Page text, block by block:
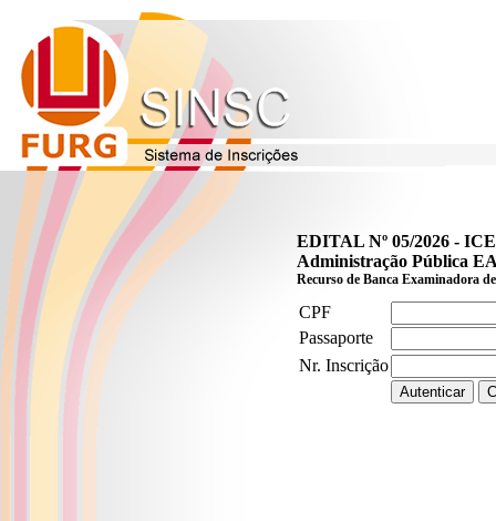
EDITAL Nº 05/2026 -
Administração Pública
Recurso de Banca Examinadora
CPF
Passaporte
Nr. Inscrição